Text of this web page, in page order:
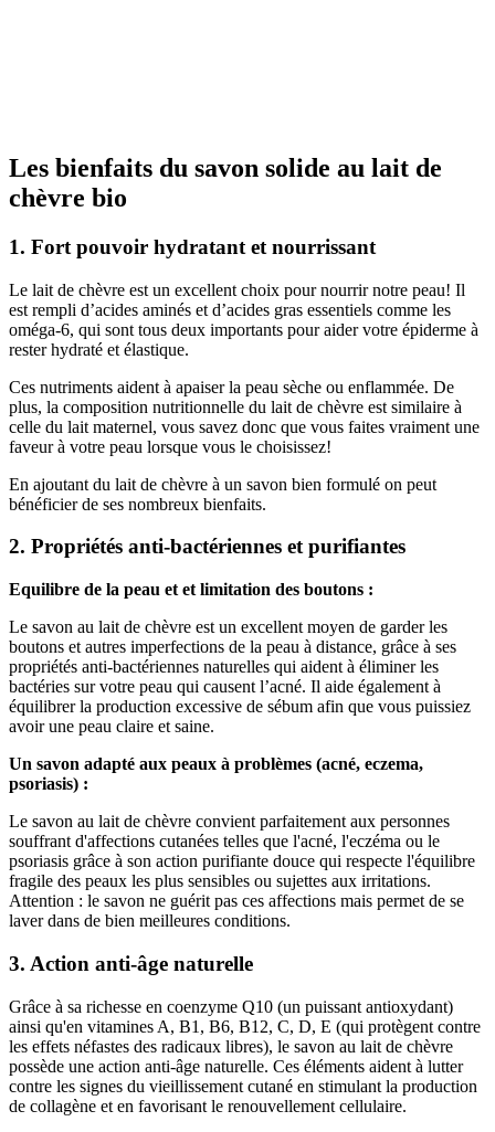
Les bienfaits du savon solide au lait de
chèvre bio
1. Fort pouvoir hydratant et nourrissant
Le lait de chèvre est un excellent choix pour nourrir notre peau! Il
est rempli d’acides aminés et d’acides gras essentiels comme les
oméga-6, qui sont tous deux importants pour aider votre épiderme à
rester hydraté et élastique.
Ces nutriments aident à apaiser la peau sèche ou enflammée. De
plus, la composition nutritionnelle du lait de chèvre est similaire à
celle du lait maternel, vous savez donc que vous faites vraiment une
faveur à votre peau lorsque vous le choisissez!
En ajoutant du lait de chèvre à un savon bien formulé on peut
bénéficier de ses nombreux bienfaits.
2. Propriétés anti-bactériennes et purifiantes
Equilibre de la peau et et limitation des boutons :
Le savon au lait de chèvre est un excellent moyen de garder les
boutons et autres imperfections de la peau à distance, grâce à ses
propriétés anti-bactériennes naturelles qui aident à éliminer les
bactéries sur votre peau qui causent l’acné. Il aide également à
équilibrer la production excessive de sébum afin que vous puissiez
avoir une peau claire et saine.
Un savon adapté aux peaux à problèmes (acné, eczema,
psoriasis) :
Le savon au lait de chèvre convient parfaitement aux personnes
souffrant d'affections cutanées telles que l'acné, l'eczéma ou le
psoriasis grâce à son action purifiante douce qui respecte l'équilibre
fragile des peaux les plus sensibles ou sujettes aux irritations.
Attention : le savon ne guérit pas ces affections mais permet de se
laver dans de bien meilleures conditions.
3. Action anti-âge naturelle
Grâce à sa richesse en coenzyme Q10 (un puissant antioxydant)
ainsi qu'en vitamines A, B1, B6, B12, C, D, E (qui protègent contre
les effets néfastes des radicaux libres), le savon au lait de chèvre
possède une action anti-âge naturelle. Ces éléments aident à lutter
contre les signes du vieillissement cutané en stimulant la production
de collagène et en favorisant le renouvellement cellulaire.